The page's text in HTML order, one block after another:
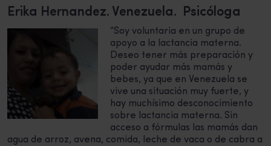
Erika Hernandez. Venezuela. Psicóloga
“Soy voluntaria en un grupo de
apoyo a la lactancia materna.
Deseo tener más preparación y
poder ayudar más mamás y
bebes, ya que en Venezuela se
vive una situación muy fuerte, y
hay muchísimo desconocimiento
sobre lactancia materna. Sin
acceso a fórmulas las mamás dan
agua de arroz, avena, comida, leche de vaca o de cabra a